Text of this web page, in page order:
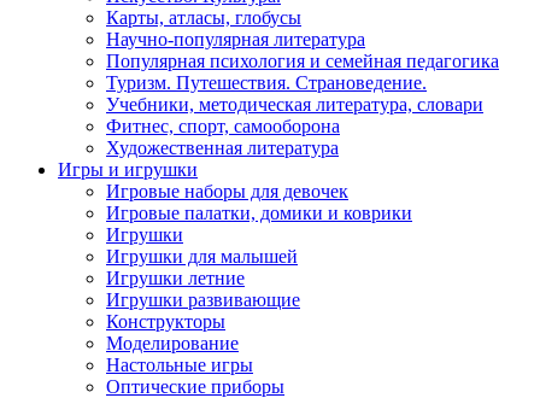
Карты, атласы, глобусы
Научно-популярная литература
Популярная психология и семейная педагогика
Туризм. Путешествия. Страноведение.
Учебники, методическая литература, словари
Фитнес, спорт, самооборона
Художественная литература
Игры и игрушки
Игровые наборы для девочек
Игровые палатки, домики и коврики
Игрушки
Игрушки для малышей
Игрушки летние
Игрушки развивающие
Конструкторы
Моделирование
Настольные игры
Оптические приборы